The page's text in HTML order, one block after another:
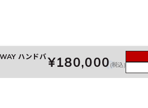
ハンドバ¥180,000 (税込)